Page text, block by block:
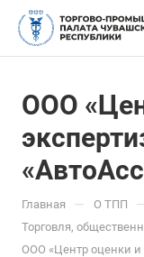
ООО
Главная — О ТПП
Торговля,
ООО «Центр оценки и